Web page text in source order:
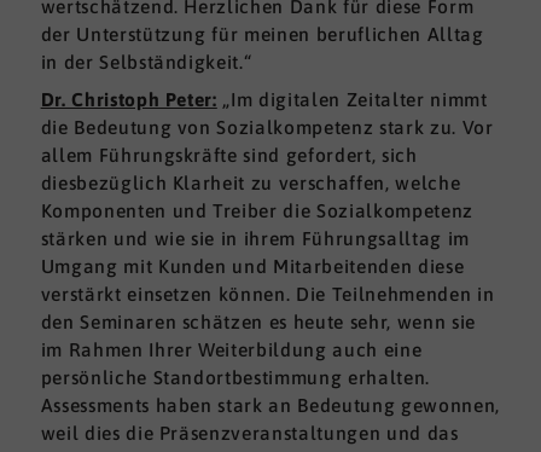
wertschätzend. Herzlichen Dank für diese Form
der Unterstützung für meinen beruflichen Alltag
in der Selbständigkeit.“
Dr. Christoph Peter: „Im digitalen Zeitalter nimmt
die Bedeutung von Sozialkompetenz stark zu. Vor
allem Führungskräfte sind gefordert, sich
diesbezüglich Klarheit zu verschaffen, welche
Komponenten und Treiber die Sozialkompetenz
stärken und wie sie in ihrem Führungsalltag im
Umgang mit Kunden und Mitarbeitenden diese
verstärkt einsetzen können. Die Teilnehmenden in
den Seminaren schätzen es heute sehr, wenn sie
im Rahmen Ihrer Weiterbildung auch eine
persönliche Standortbestimmung erhalten.
Assessments haben stark an Bedeutung gewonnen,
weil dies die Präsenzveranstaltungen und das